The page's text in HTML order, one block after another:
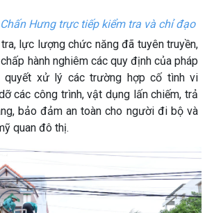
Hưng trực tiếp kiểm tra và chỉ đạo
lực lượng chức năng đã tuyên truyền,
hành nghiêm các quy định của pháp
quyết xử lý các trường hợp cố tình vi
các công trình, vật dụng lấn chiếm, trả
bảo đảm an toàn cho người đi bộ và
quan đô thị.